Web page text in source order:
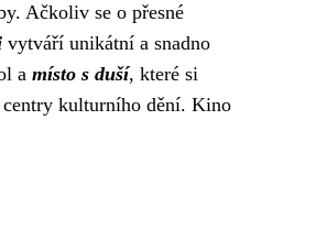
Ačkoliv se o přesné
vytváří unikátní a snadno
a místo s duší, které si
kulturního dění. Kino